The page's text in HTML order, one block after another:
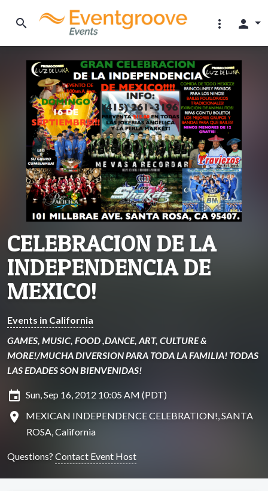
search more_vert person
CELEBRACION DE LA
INDEPENDENCIA DE
MEXICO!
Events in California
GAMES, MUSIC, FOOD ,DANCE, ART, CULTURE &
MORE!/MUCHA DIVERSION PARA TODA LA FAMILIA! TODAS
LAS EDADES SON BIENVENIDAS!
insert_invitation Sun, Sep 16, 2012 10:05 AM (PDT)
location_on
MEXICAN INDEPENDENCE CELEBRATION!, SANTA
ROSA, California
Questions? Contact Event Host